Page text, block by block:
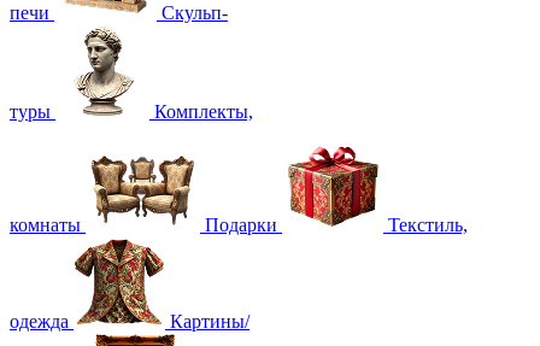
печи Скульп-
туры Комплекты,
комнаты Подарки Текстиль,
одежда Картины/